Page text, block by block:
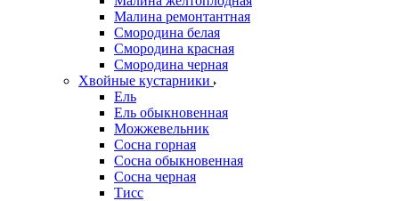
Малина ремонтантная
Смородина белая
Смородина красная
Смородина черная
Хвойные кустарники
Ель
Ель обыкновенная
Можжевельник
Сосна горная
Сосна обыкновенная
Сосна черная
Тисс